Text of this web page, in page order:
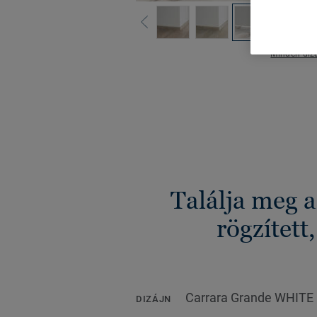
Minden
Találja meg
DIZÁJN Carrara Grande WHITE